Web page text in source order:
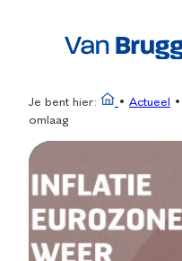
Je bent hier: • Actueel •
omlaag